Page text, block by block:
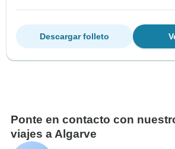
Descargar folleto
Ponte en contacto con
viajes a Algarve